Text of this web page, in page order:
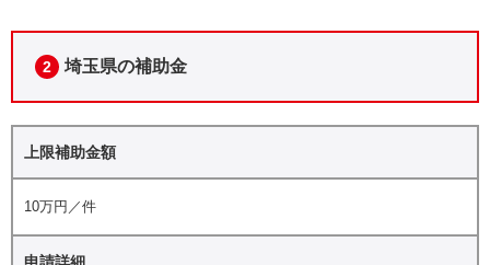
2 埼玉県の補助金
上限補助金額
10万円／件